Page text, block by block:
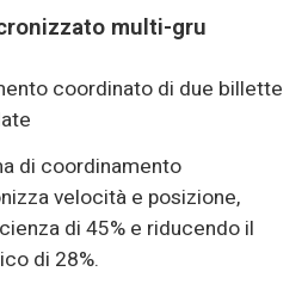
multi-gru
coordinato di due billette
di coordinamento
velocità e posizione,
di 45% e riducendo il
di 28%.